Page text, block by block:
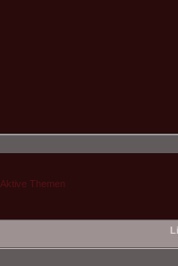
Aktive Themen